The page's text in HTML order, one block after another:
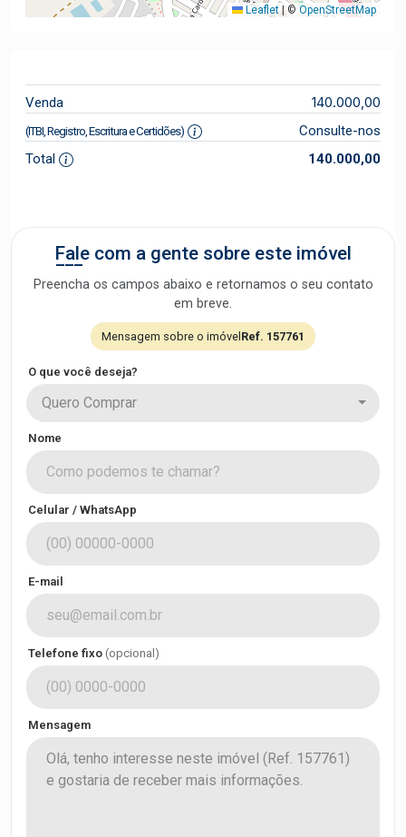
Leaflet © OpenStreetMap
Venda 140.000,00
(ITBI, Registro, Escritura e Certidões)
Consulte-nos
Total
140.000,00
Fale com a gente sobre este imóvel
Preencha os campos abaixo e retornamos o seu contato
em breve.
Mensagem sobre o imóvel Ref. 157761
O que você deseja?
Quero Comprar
Nome
Celular / WhatsApp
E-mail
Telefone fixo (opcional)
Mensagem